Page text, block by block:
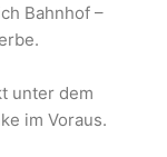
Bahnhof –
unter dem
im Voraus.